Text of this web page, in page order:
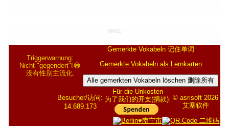
00421
Triggerwarnung:
Nicht "gegendert"!😂
没有性别主流化.
Gemerkte Vokabeln 记住单词
Gemerkte Vokabeln als Lernkarten
Alle gemerkten Vokabeln löschen 删除所有
Besucher/访问:
14.689.173
Für die Unkosten
为了我们的开支(捐款): © asrisoft 2026
艾塞软件